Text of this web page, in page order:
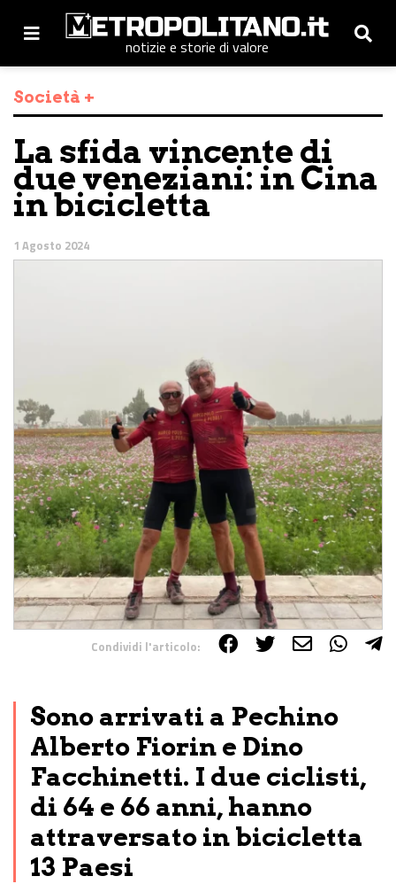
notizie e storie di valore
Società +
La sfida vincente di
due veneziani: in Cina
in bicicletta
1 Agosto 2024
Condividi l'articolo:
Sono arrivati a Pechino
Alberto Fiorin e Dino
Facchinetti. I due ciclisti,
di 64 e 66 anni, hanno
attraversato in bicicletta
13 Paesi